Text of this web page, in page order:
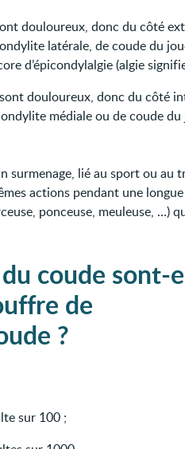
douloureux, donc du côté
latérale, de coude du
d’épicondylalgie (algie
douloureux, donc du côté
médiale ou de coude
surmenage, lié au sport ou au
actions pendant une
ponceuse, meuleuse, …)
coude sont-
de
?
sur 100 ;